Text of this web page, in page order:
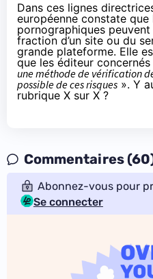
Dans ces lignes
européenne constate que
pornographiques peuvent
fraction d’un site ou du
grande plateforme. Elle
que les éditeur
une méthode de vérification
possible de ces risques ». Y
rubrique X sur X ?
Commentaires
Abonnez-vous pour
Se connecter